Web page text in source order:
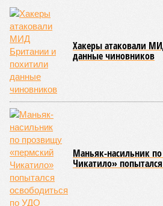
Хакеры атаковали
данные чиновников
Маньяк-насильник
Чикатило»